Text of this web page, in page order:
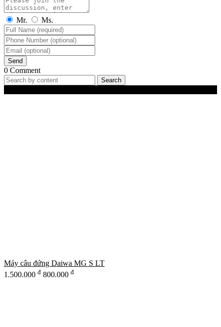
Mr. Ms.
Send
0 Comment
Search
Máy câu đứng Daiwa MG S LT
1.500.000 đ 800.000 đ